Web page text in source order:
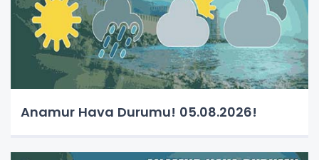
Anamur Hava Durumu! 05.08.2026!